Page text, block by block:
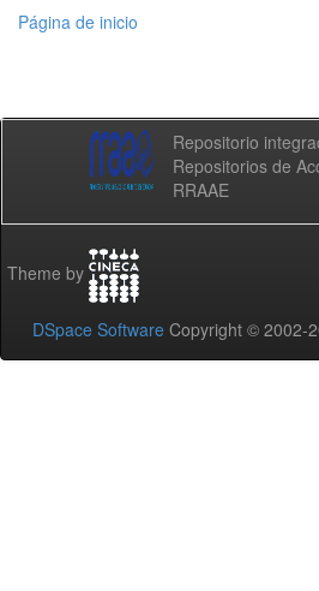
Página de inicio
Repositorio
Repositorios de
RRAAE
Theme by
DSpace Software Copyright © 2002-